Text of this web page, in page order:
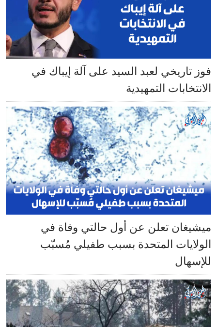
فوز تاريخي لعبد السيد على آلة إيباك في
الانتخابات التمهيدية
ميشيغان تعلن عن أول حالتي وفاة في
الولايات المتحدة بسبب طفيلي مُسبّب
للإسهال